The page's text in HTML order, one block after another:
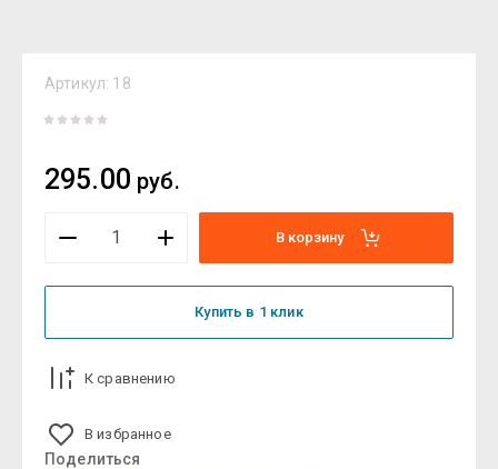
Артикул: 18
295.00 руб.
В корзину
Купить в 1 клик
К сравнению
В избранное
Поделиться